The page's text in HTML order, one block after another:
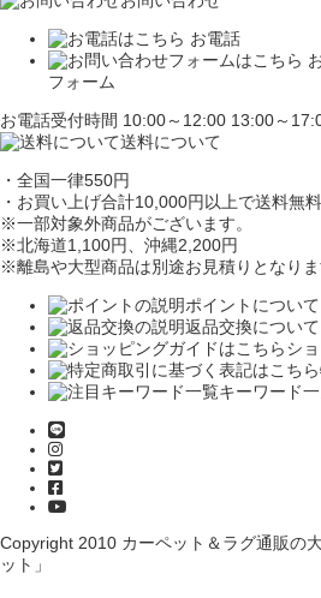
お電話
フォーム
お電話受付時間 10:00～12:00 13:00～
送料について
・全国一律550円
・お買い上げ合計10,000円 以上で送料無料
※一部対象外商品がございます。
※北海道1,100円
、沖縄2,200円
※離島や大型商品は別途お見積りとなりま
ポイントについて
返品交換について
シ
キーワード
Copyright 2010 カーペット＆ラグ通販の
ット」